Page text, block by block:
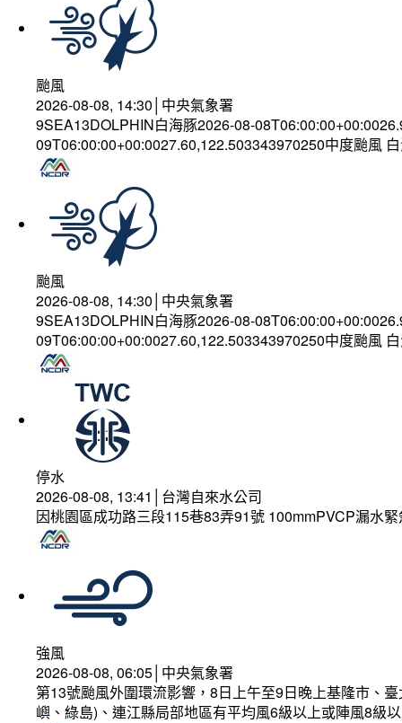
颱風
2026-08-08, 14:30│中央氣象署
9SEA13DOLPHIN白海豚2026-08-
09T06:00:00+00:0027.60,122.503343970250中度颱風
颱風
2026-08-08, 14:30│中央氣象署
9SEA13DOLPHIN白海豚2026-08-
09T06:00:00+00:0027.60,122.503343970250中度颱風
停水
2026-08-08, 13:41│台灣自來水公司
因桃園區成功路三段115巷83弄91號 100mmPVCP漏水
強風
2026-08-08, 06:05│中央氣象署
第13號颱風外圍環流影響，8日上午至9日晚上基隆市、
嶼、綠島)、連江縣局部地區有平均風6級以上或陣風8級